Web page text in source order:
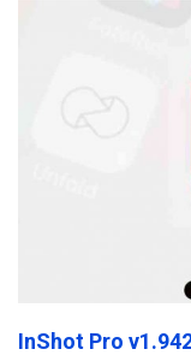
InShot Pro